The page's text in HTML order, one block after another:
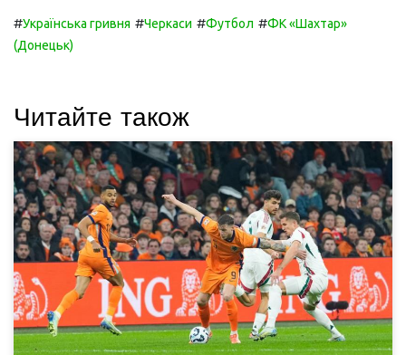
#Українська гривня #Черкаси #Футбол #ФК «Шахтар»
(Донецьк)
Читайте також